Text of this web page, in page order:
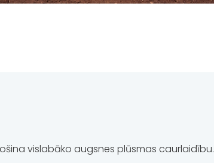
vislabāko augsnes plūsmas caurlaidību.